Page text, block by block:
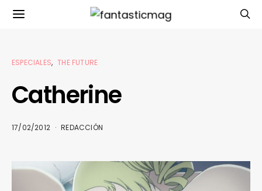
ESPECIALES THE FUTURE
Catherine
17/02/2012 REDACCIÓN